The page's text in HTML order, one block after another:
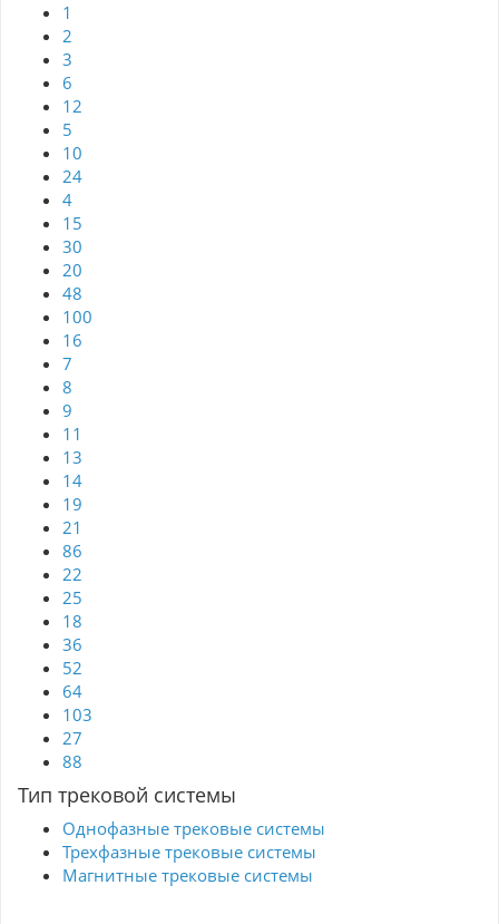
1
2
3
6
12
5
10
24
4
15
30
20
48
100
16
7
8
9
11
13
14
19
21
86
22
25
18
36
52
64
103
27
88
Тип трековой системы
Однофазные трековые системы
Трехфазные трековые системы
Магнитные трековые системы